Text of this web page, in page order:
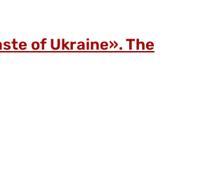
of Ukraine». The